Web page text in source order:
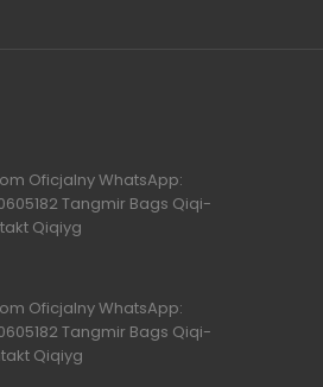
Oficjalny WhatsApp:
Tangmir Bags Qiqi-
Qiqiyg
Oficjalny WhatsApp:
Tangmir Bags Qiqi-
Qiqiyg